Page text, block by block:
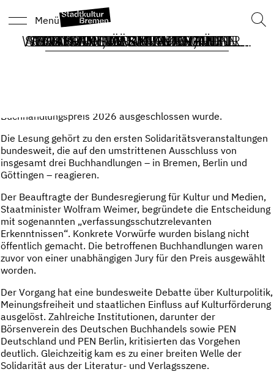
Menü
SOLIDARITÄTSLESUNG FÜR …
Buchhandlungspreis 2026 ausgeschlossen wurde.
Die Lesung gehört zu den ersten Solidaritätsveranstaltungen
bundesweit, die auf den umstrittenen Ausschluss von
insgesamt drei Buchhandlungen – in Bremen, Berlin und
Göttingen – reagieren.
Der Beauftragte der Bundesregierung für Kultur und Medien,
Staatminister Wolfram Weimer, begründete die Entscheidung
mit sogenannten „verfassungsschutzrelevanten
Erkenntnissen“. Konkrete Vorwürfe wurden bislang nicht
öffentlich gemacht. Die betroffenen Buchhandlungen waren
zuvor von einer unabhängigen Jury für den Preis ausgewählt
worden.
Der Vorgang hat eine bundesweite Debatte über Kulturpolitik,
Meinungsfreiheit und staatlichen Einfluss auf Kulturförderung
ausgelöst. Zahlreiche Institutionen, darunter der
Börsenverein des Deutschen Buchhandels sowie PEN
Deutschland und PEN Berlin, kritisierten das Vorgehen
deutlich. Gleichzeitig kam es zu einer breiten Welle der
Solidarität aus der Literatur- und Verlagsszene.
SOZIOKULTUR AHEAD: VARIET…
WORKSHOP WÄRMENDE UND TR…
STADTSPAZIERGANG ZU GEDEN…
OPEN-AIR-KISSEN-KINO: EIN…
AUSSTELLUNG SUSANNE KEICH…
YORTSAYT IM KINO: ES BREN…
100 YORTSAYT-KERZEN, DIE …
TANZEN, BASTELN & GES…
ISAAK UND DER ELEFANT ABU…